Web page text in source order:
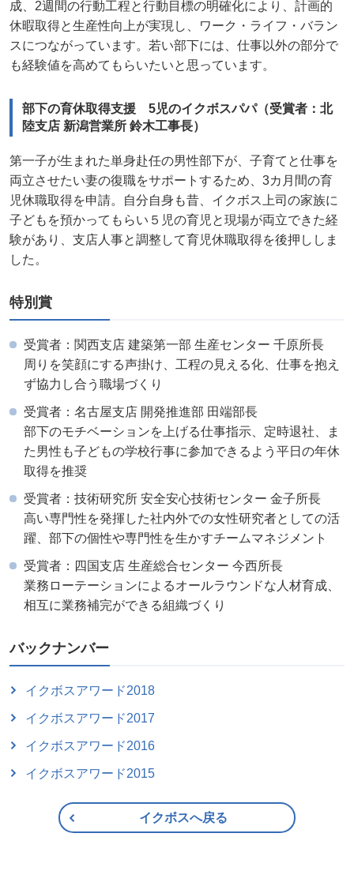
成、2週間の行動工程と行動目標の明確化により、計画的
休暇取得と生産性向上が実現し、ワーク・ライフ・バラン
スにつながっています。若い部下には、仕事以外の部分で
も経験値を高めてもらいたいと思っています。
部下の育休取得支援 5児のイクボスパパ（受賞者：北
陸支店 新潟営業所 鈴木工事長）
第一子が生まれた単身赴任の男性部下が、子育てと仕事を
両立させたい妻の復職をサポートするため、3カ月間の育
児休職取得を申請。自分自身も昔、イクボス上司の家族に
子どもを預かってもらい５児の育児と現場が両立できた経
験があり、支店人事と調整して育児休職取得を後押ししま
した。
特別賞
受賞者：関西支店 建築第一部 生産センター 千原所長
周りを笑顔にする声掛け、工程の見える化、仕事を抱え
ず協力し合う職場づくり
受賞者：名古屋支店 開発推進部 田端部長
部下のモチベーションを上げる仕事指示、定時退社、ま
た男性も子どもの学校行事に参加できるよう平日の年休
取得を推奨
受賞者：技術研究所 安全安心技術センター 金子所長
高い専門性を発揮した社内外での女性研究者としての活
躍、部下の個性や専門性を生かすチームマネジメント
受賞者：四国支店 生産総合センター 今西所長
業務ローテーションによるオールラウンドな人材育成、
相互に業務補完ができる組織づくり
バックナンバー
イクボスアワード2018
イクボスアワード2017
イクボスアワード2016
イクボスアワード2015
イクボスへ戻る